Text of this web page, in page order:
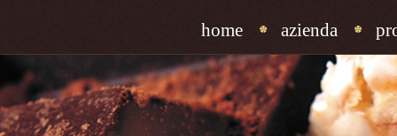
home azienda